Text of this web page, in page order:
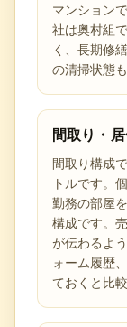
マンション
社は奥村組
く、長期修
の清掃状態
間取り・
間取り構成
トルです。
勤務の部屋
構成です。
が伝わるよ
ォーム履歴
ておくと比